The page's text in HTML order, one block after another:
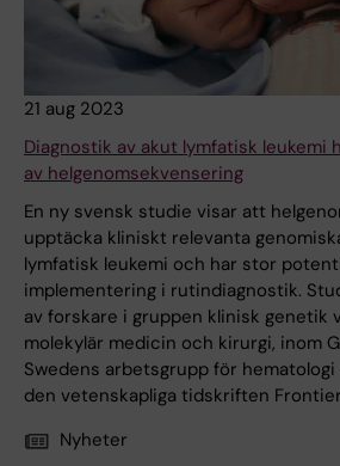
21 aug 2023
Diagnostik av akut lymfatisk leukemi
av helgenomsekvensering
En ny svensk studie visar att
upptäcka kliniskt relevanta
lymfatisk leukemi och har stor
implementering i rutindiagnostik.
av forskare i gruppen klinisk
molekylär medicin och kirurgi, inom
Swedens arbetsgrupp för
den vetenskapliga tidskriften
Nyheter